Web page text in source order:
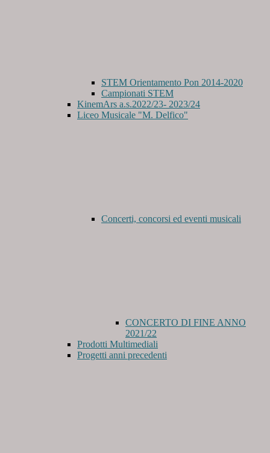
STEM Orientamento Pon 2014-2020
Campionati STEM
KinemArs a.s.2022/23- 2023/24
Liceo Musicale "M. Delfico"
Concerti, concorsi ed eventi musicali
CONCERTO DI FINE ANNO
2021/22
Prodotti Multimediali
Progetti anni precedenti